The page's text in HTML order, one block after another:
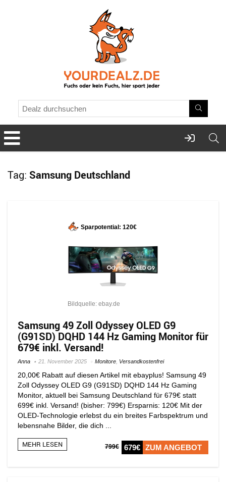
Tag: Samsung Deutschland
Sparpotential: 120€
Bildquelle: ebay.de
Samsung 49 Zoll Odyssey OLED G9
(G91SD) DQHD 144 Hz Gaming Monitor für
679€ inkl. Versand!
Anna 21. November 2025 Monitore Versandkostenfrei
20,00€ Rabatt auf diesen Artikel mit ebayplus! Samsung 49
Zoll Odyssey OLED G9 (G91SD) DQHD 144 Hz Gaming
Monitor, aktuell bei Samsung Deutschland für 679€ statt
699€ inkl. Versand! (bisher: 799€) Ersparnis: 120€ Mit der
OLED-Technologie erlebst du ein breites Farbspektrum und
lebensnahe Bilder, die dich ...
MEHR LESEN 799€ 679€ ZUM ANGEBOT